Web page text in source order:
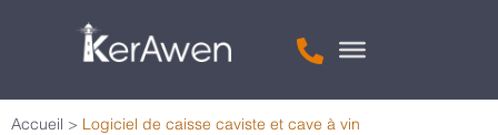
Accueil > Logiciel de caisse caviste et cave à vin